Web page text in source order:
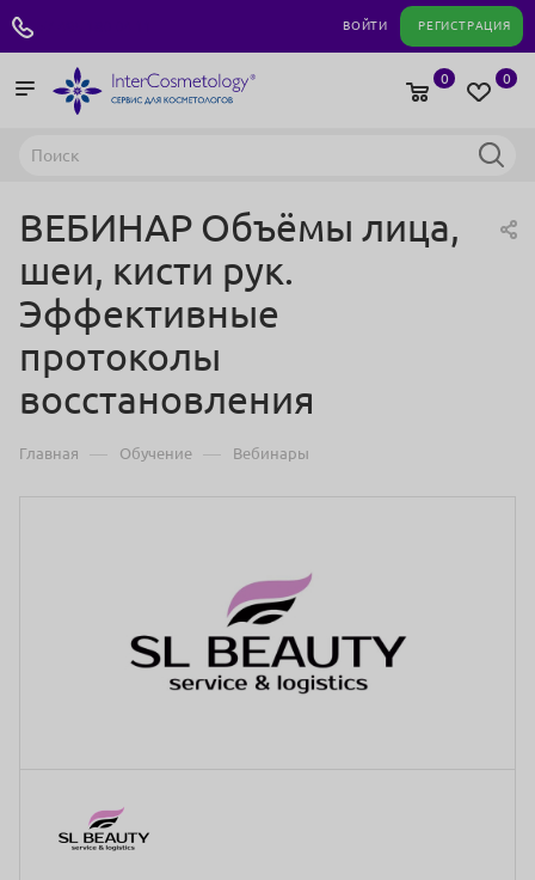
ВОЙТИ РЕГИСТРАЦИЯ
0
0
ВЕБИНАР Объёмы лица,
шеи, кисти рук.
Эффективные
протоколы
восстановления
Главная — Обучение — Вебинары